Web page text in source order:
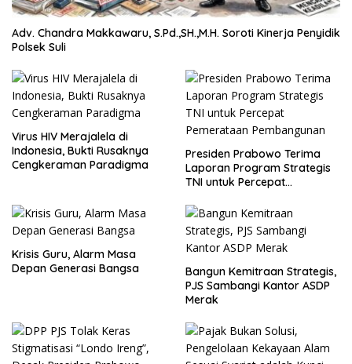
Adv. Chandra Makkawaru, S.Pd.,SH.,M.H. Soroti Kinerja Penyidik
Polsek Suli
Virus HIV Merajalela di
Indonesia, Bukti Rusaknya
Cengkeraman Paradigma
Presiden Prabowo Terima
Laporan Program Strategis
TNI untuk Percepat
Krisis Guru, Alarm Masa
Depan Generasi Bangsa
Bangun Kemitraan Strategis,
PJS Sambangi Kantor ASDP
Merak